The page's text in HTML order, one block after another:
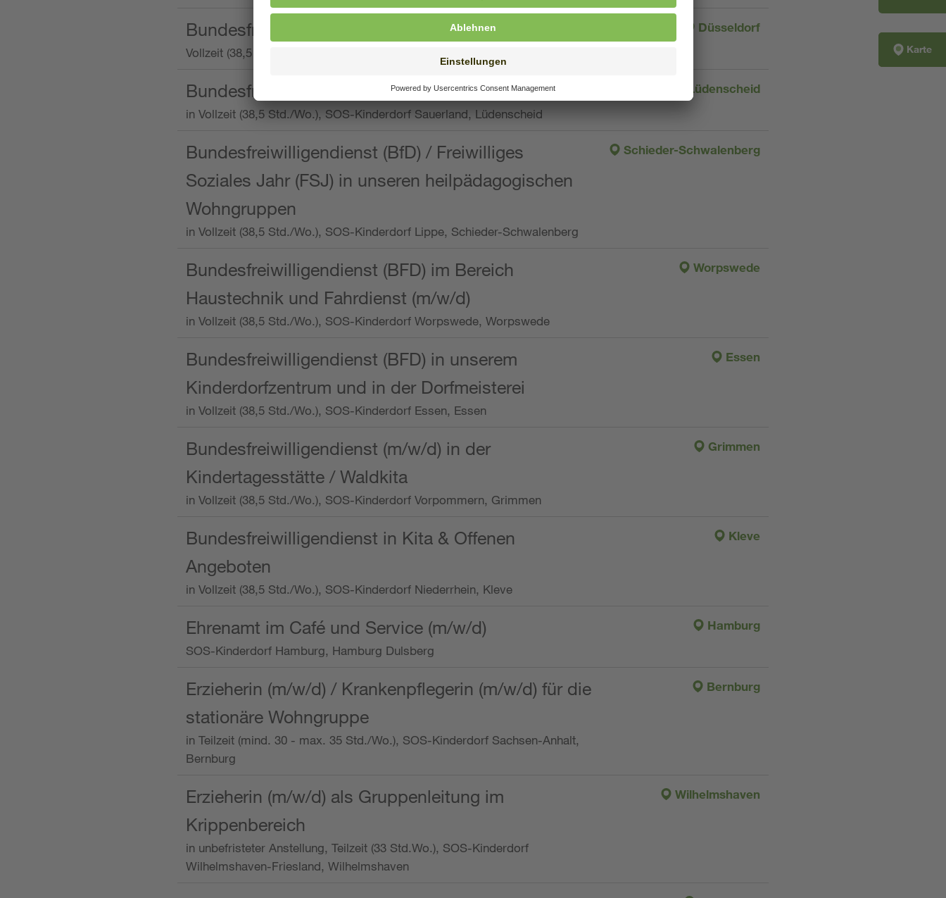
Bundesfreiwilligendienst
Vollzeit (38,5 Stunden pro Woche), SOS-Kinderdorf Düsseldorf
Düsseldorf
Bundesfreiwilligendienst
in Vollzeit (38,5 Std./Wo.), SOS-Kinderdorf Sauerland, Lüdenscheid
Lüdenscheid
Bundesfreiwilligendienst (BfD) / Freiwilliges
Soziales Jahr (FSJ) in unseren heilpädagogischen
Wohngruppen
in Vollzeit (38,5 Std./Wo.), SOS-Kinderdorf Lippe, Schieder-Schwalenberg
Schieder-Schwalenberg
Bundesfreiwilligendienst (BFD) im Bereich
Haustechnik und Fahrdienst (m/w/d)
in Vollzeit (38,5 Std./Wo.), SOS-Kinderdorf Worpswede, Worpswede
Worpswede
Bundesfreiwilligendienst (BFD) in unserem
Kinderdorfzentrum und in der Dorfmeisterei
in Vollzeit (38,5 Std./Wo.), SOS-Kinderdorf Essen, Essen
Essen
Bundesfreiwilligendienst (m/w/d) in der
Kindertagesstätte / Waldkita
in Vollzeit (38,5 Std./Wo.), SOS-Kinderdorf Vorpommern, Grimmen
Grimmen
Bundesfreiwilligendienst in Kita & Offenen
Angeboten
in Vollzeit (38,5 Std./Wo.), SOS-Kinderdorf Niederrhein, Kleve
Kleve
Ehrenamt im Café und Service (m/w/d)
SOS-Kinderdorf Hamburg, Hamburg Dulsberg
Hamburg
Erzieherin (m/w/d) / Krankenpflegerin (m/w/d) für die
stationäre Wohngruppe
in Teilzeit (mind. 30 - max. 35 Std./Wo.), SOS-Kinderdorf Sachsen-Anhalt,
Bernburg
Bernburg
Erzieherin (m/w/d) als Gruppenleitung im
Krippenbereich
in unbefristeter Anstellung, Teilzeit (33 Std.Wo.), SOS-Kinderdorf
Wilhelmshaven-Friesland, Wilhelmshaven
Wilhelmshaven
Karte